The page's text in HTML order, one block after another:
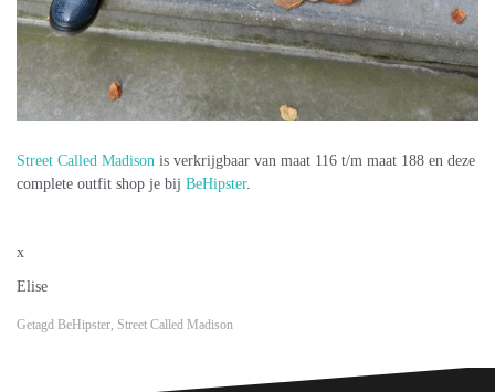
Street Called Madison is verkrijgbaar van maat 116 t/m maat 188 en deze
complete outfit shop je bij BeHipster.
x
Elise
Getagd BeHipster, Street Called Madison